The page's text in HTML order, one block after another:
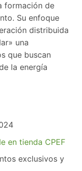
formación de
Su enfoque
distribuida
una
que buscan
la energía
en tienda CPEF
exclusivos y